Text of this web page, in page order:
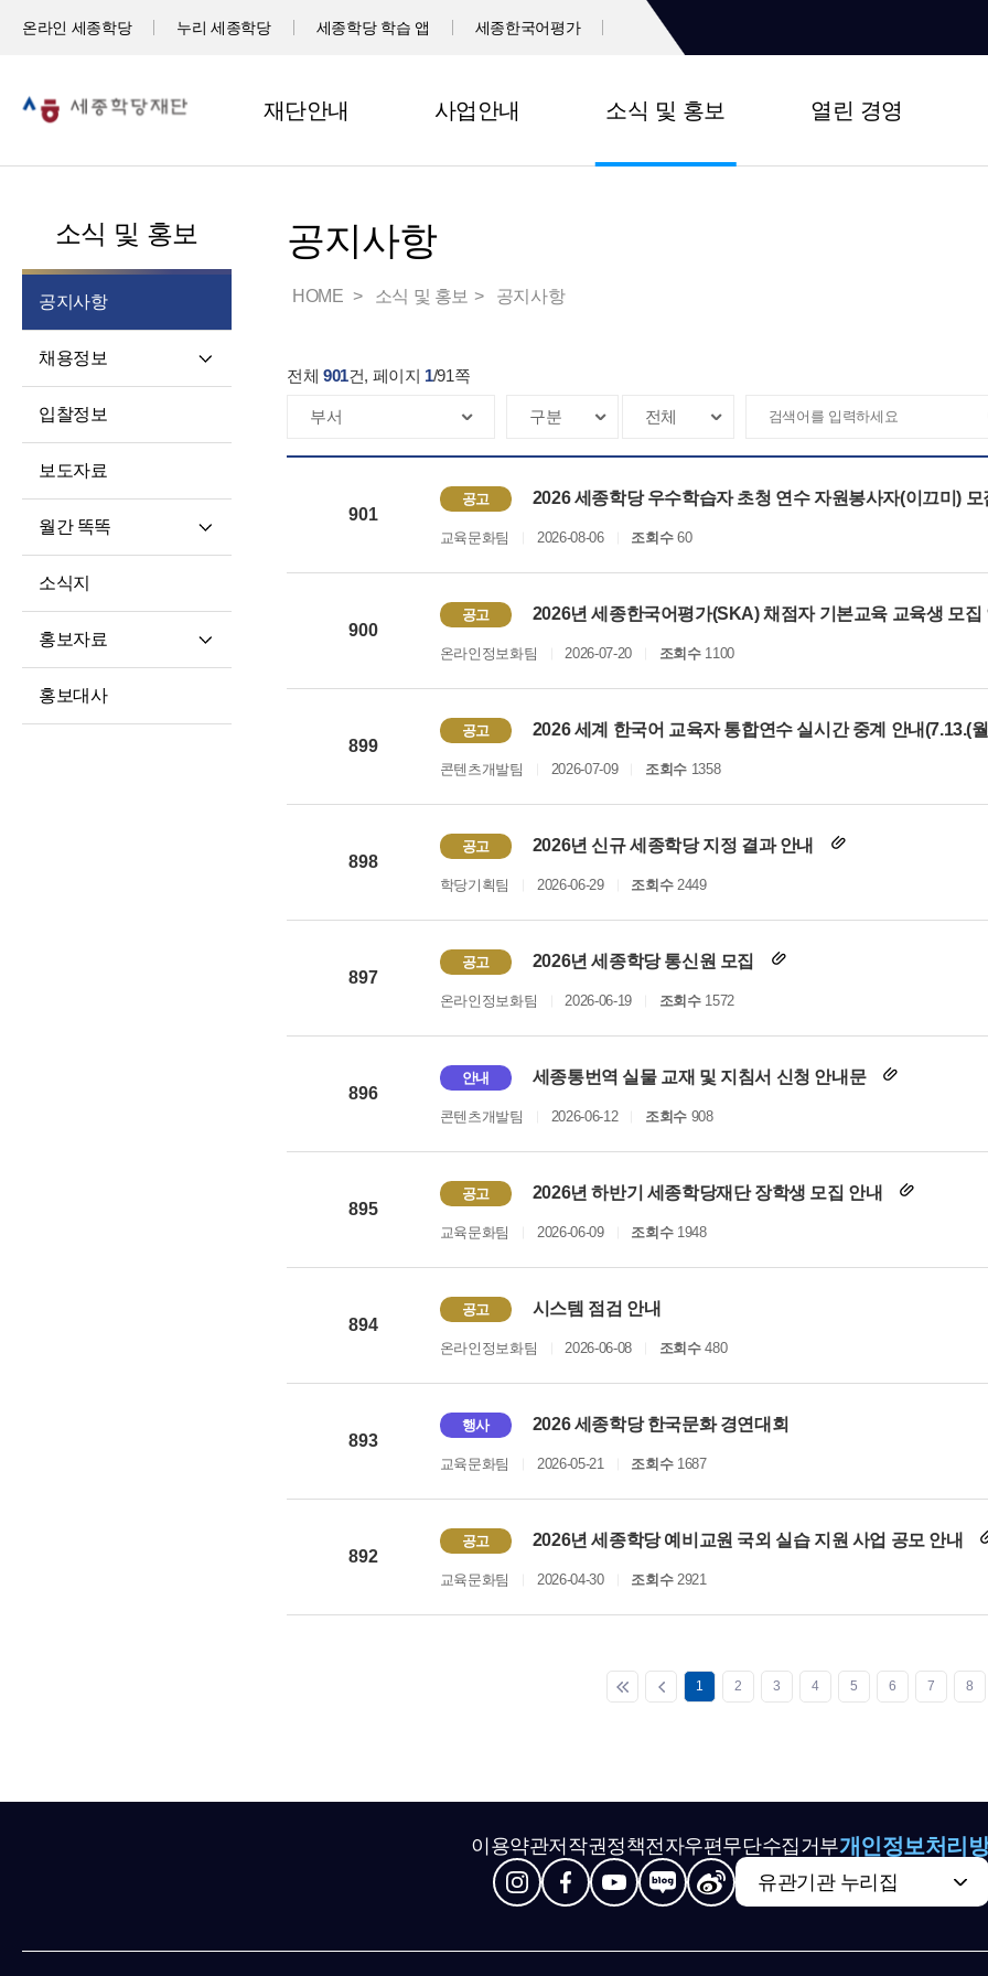
온라인 세종학당 누리 세종학당 세종학당 학습 앱 세종한국어평가
재단안내 사업안내 소식 및 홍보 열린 경영
소식 및 홍보
공지사항
채용정보
입찰정보
보도자료
월간 똑똑
소식지
홍보자료
홍보대사
공지사항
HOME 소식 및 홍보 공지사항
전체 901건, 페이지 1/91쪽
901
공고 2026 세종학당 우수학습자 초청 연수 자원봉사자(이끄미) 모
교육문화팀 2026-08-06 조회수60
900
공고 2026년 세종한국어평가(SKA) 채점자 기본교육 교육생 모집
온라인정보화팀 2026-07-20 조회수1100
899
공고 2026 세계 한국어 교육자 통합연수 실시간 중계 안내(7.13.(
콘텐츠개발팀 2026-07-09 조회수 1358
898
공고 2026년 신규 세종학당 지정 결과 안내
학당기획팀 2026-06-29 조회수2449
897
공고 2026년 세종학당 통신원 모집
온라인정보화팀 2026-06-19 조회수1572
896
안내 세종통번역 실물 교재 및 지침서 신청 안내문
콘텐츠개발팀 2026-06-12 조회수 908
895
공고 2026년 하반기 세종학당재단 장학생 모집 안내
교육문화팀 2026-06-09 조회수1948
894
공고 시스템 점검 안내
온라인정보화팀 2026-06-08 조회수480
893
행사 2026 세종학당 한국문화 경연대회
교육문화팀 2026-05-21 조회수1687
892
공고 2026년 세종학당 예비교원 국외 실습 지원 사업 공모 안내
교육문화팀 2026-04-30 조회수2921
1 2 3 4 5 6 7 8
이용약관저작권정책전자우편무단수집거부개인정보처리
유관기관 누리집